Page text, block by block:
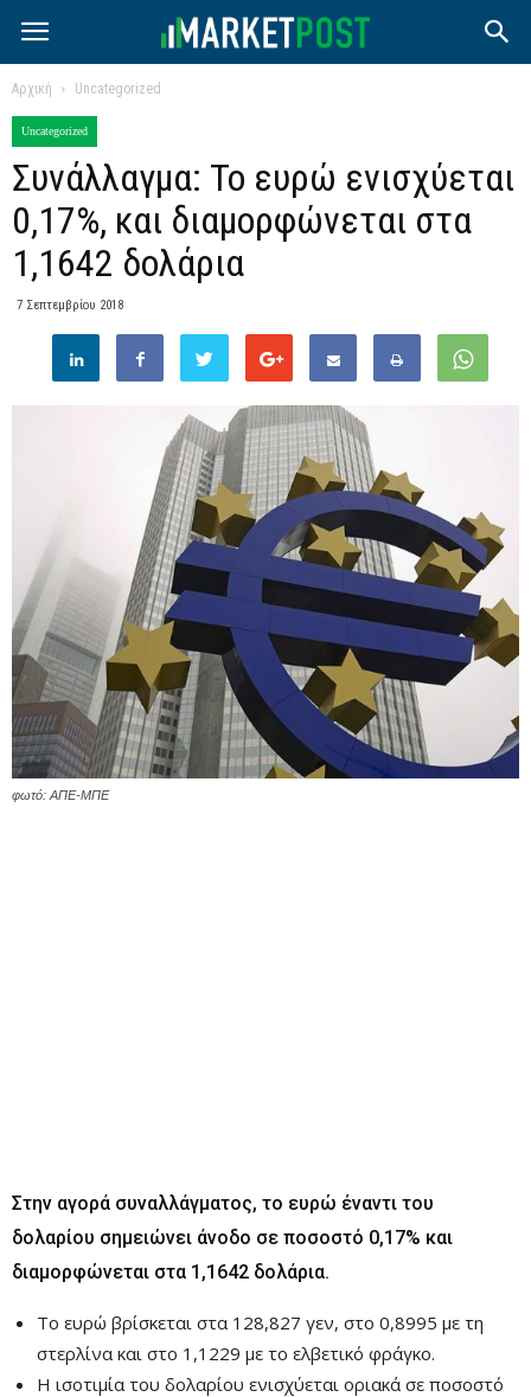
Αρχική Uncategorized
Uncategorized
Συνάλλαγμα: Το ευρώ ενισχύεται
0,17%, και διαμορφώνεται στα
1,1642 δολάρια
7 Σεπτεμβρίου 2018
φωτό: ΑΠΕ-ΜΠΕ
Στην αγορά συναλλάγματος, το ευρώ έναντι του
δολαρίου σημειώνει άνοδο σε ποσοστό 0,17% και
διαμορφώνεται στα 1,1642 δολάρια.
Το ευρώ βρίσκεται στα 128,827 γεν, στο 0,8995 με τη
στερλίνα και στο 1,1229 με το ελβετικό φράγκο.
Η ισοτιμία του δολαρίου ενισχύεται οριακά σε ποσοστό